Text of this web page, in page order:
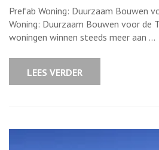
Prefab Woning: Duurzaam Bouwen
Woning: Duurzaam Bouwen voor de
woningen winnen steeds meer aan …
LEES VERDER